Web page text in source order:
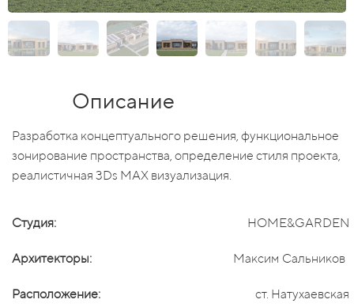
Описание
Разработка концептуального решения, функциональное
зонирование пространства, определение стиля проекта,
реалистичная 3Ds MAX визуализация.
Студия: HOME&GARDEN
Архитекторы: Максим Сальников
Расположение: ст. Натухаевская